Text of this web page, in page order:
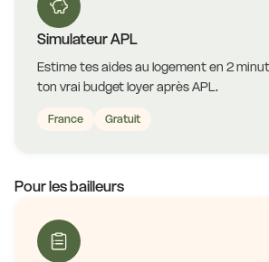
Simulateur APL
Estime tes aides au logement en 2
ton vrai budget loyer après APL.
France Gratuit
Pour les bailleurs